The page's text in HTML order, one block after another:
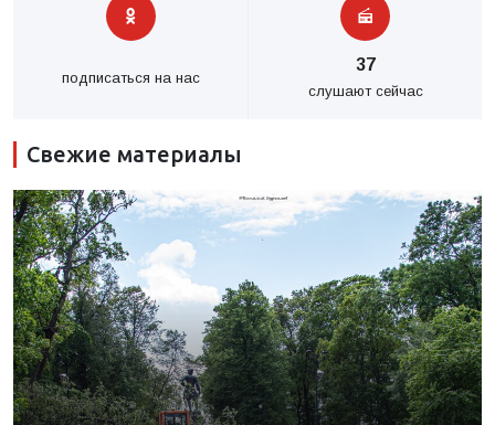
подписаться на нас
37
слушают сейчас
Свежие материалы